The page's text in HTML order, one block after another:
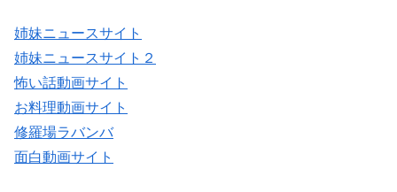
姉妹ニュースサイト
姉妹ニュースサイト２
怖い話動画サイト
お料理動画サイト
修羅場ラバンバ
面白動画サイト